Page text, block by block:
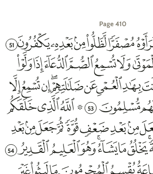
Page 410
51
53
54